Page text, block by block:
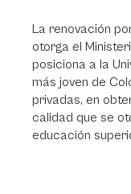
La renovación
otorga el
posiciona a la
más joven de
privadas, en
calidad que se
educación